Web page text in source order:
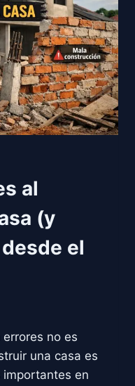
al
(y
el
no es
una casa es
en